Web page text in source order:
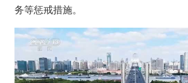
务等惩戒措施。